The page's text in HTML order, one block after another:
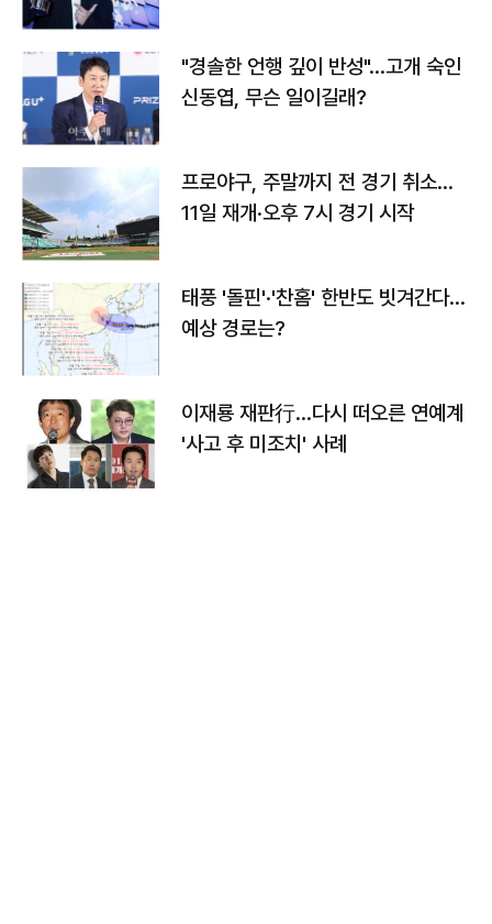
"경솔한 언행 깊이 반성"…고개 숙인
신동엽, 무슨 일이길래?
프로야구, 주말까지 전 경기 취소…
11일 재개·오후 7시 경기 시작
태풍 '돌핀'·'찬홈' 한반도 빗겨간다…
예상 경로는?
이재룡 재판行…다시 떠오른 연예계
'사고 후 미조치' 사례